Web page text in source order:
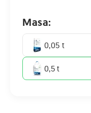
Masa:
0,05 t
0,5 t